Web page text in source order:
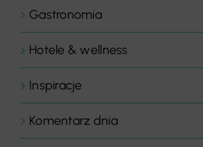
Gastronomia
Hotele & wellness
Inspiracje
Komentarz dnia